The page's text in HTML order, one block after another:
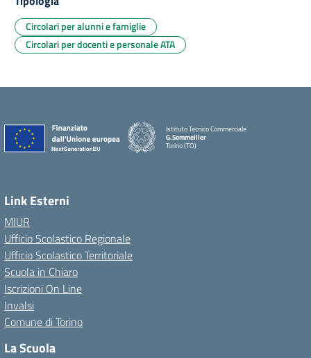
Circolari per alunni e famiglie
Circolari per docenti e personale ATA
Istituto Tecnico Commerciale
G.Sommeiller
Torino (TO)
Link Esterni
MIUR
Ufficio Scolastico Regionale
Ufficio Scolastico Territoriale
Scuola in Chiaro
Iscrizioni On Line
Invalsi
Comune di Torino
La Scuola